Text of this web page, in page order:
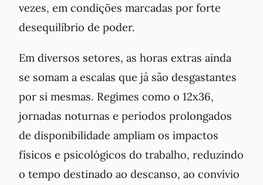
vezes, em condições marcadas por forte
desequilíbrio de poder.
Em diversos setores, as horas extras ainda
se somam a escalas que já são desgastantes
por si mesmas. Regimes como o 12x36,
jornadas noturnas e períodos prolongados
de disponibilidade ampliam os impactos
físicos e psicológicos do trabalho, reduzindo
o tempo destinado ao descanso, ao convívio